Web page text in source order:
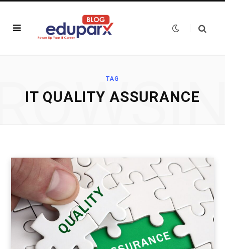
TAG
IT QUALITY ASSURANCE